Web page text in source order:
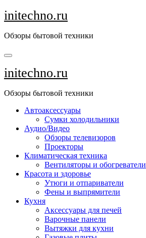
Перейти
к
initechno.ru
Обзоры бытовой техники
initechno.ru
Обзоры бытовой техники
Автоаксессуары
Сумки холодильники
Аудио/Видео
Обзоры телевизоров
Проекторы
Климатическая техника
Вентиляторы и обогреватели
Красота и здоровье
Утюги и отпариватели
Фены и выпрямители
Кухня
Аксессуары для печей
Варочные панели
Вытяжки для кухни